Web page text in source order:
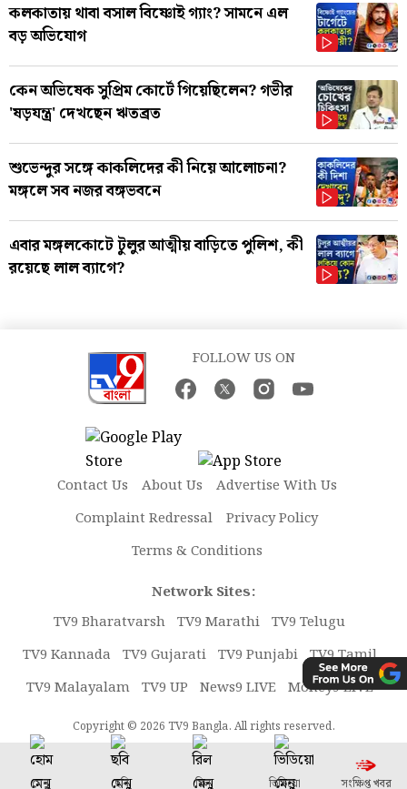
কলকাতায় থাবা বসাল বিষ্ণোই গ্যাং? সামনে এল
বড় অভিযোগ
কেন অভিষেক সুপ্রিম কোর্টে গিয়েছিলেন? গভীর
'ষড়যন্ত্র' দেখছেন ঋতব্রত
শুভেন্দুর সঙ্গে কাকলিদের কী নিয়ে আলোচনা?
মঙ্গলে সব নজর বঙ্গভবনে
এবার মঙ্গলকোটে টুলুর আত্মীয় বাড়িতে পুলিশ, কী
রয়েছে লাল ব্যাগে?
FOLLOW US ON
Contact Us About Us
Advertise With Us
Complaint Redressal
Privacy Policy
Terms & Conditions
Network Sites:
TV9 Bharatvarsh TV9 Marathi TV9 Telugu
TV9 Kannada TV9 Gujarati TV9 Punjabi TV9 Tamil
TV9 Malayalam TV9 UP News9 LIVE Money9 LIVE
Copyright © 2026 TV9 Bangla. All rights reserved.
মেনু ছবি রিল ভিডিয়ো সংক্ষিপ্ত খবর